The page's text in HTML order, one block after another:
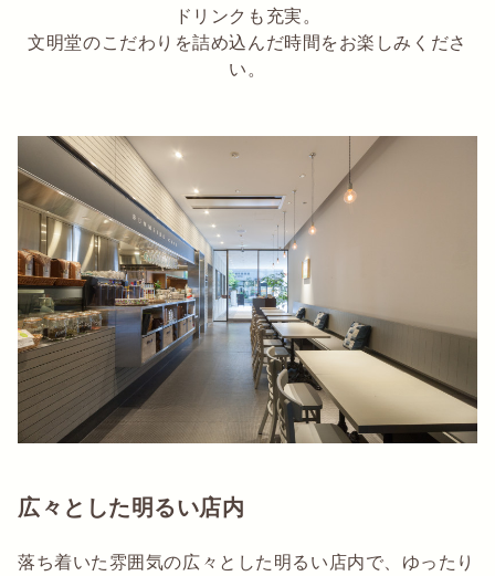
ドリンクも充実。
文明堂のこだわりを詰め込んだ時間をお楽しみくださ
い。
広々とした明るい店内
落ち着いた雰囲気の広々とした明るい店内で、ゆったり